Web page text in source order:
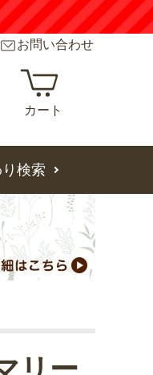
お問い合わせ
カート
検索